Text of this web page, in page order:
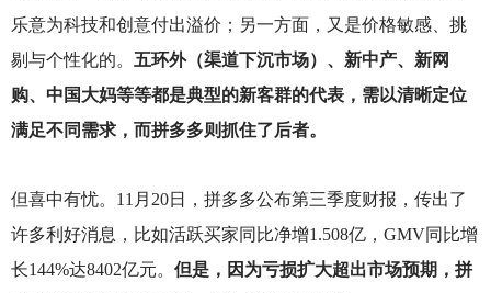
乐意为科技和创意付出溢价；另一方面，又是价格敏感、挑
剔与个性化的。 五环外（渠道下沉市场）、新中产、新网
购、中国大妈等等都是典型的新客群的代表，需以清晰定位
满足不同需求，而拼多多则抓住了后者。
但喜中有忧。11月20日，拼多多公布第三季度财报，传出了
许多利好消息，比如活跃买家同比净增1.508亿，GMV同比增
长144%达8402亿元。 但是，因为亏损扩大超出市场预期，拼